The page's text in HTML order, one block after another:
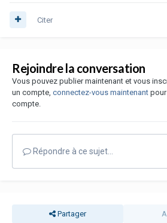
Citer
Rejoindre la conversation
Vous pouvez publier maintenant et vous
un compte, connectez-vous maintenant
compte.
Répondre à ce sujet…
Partager